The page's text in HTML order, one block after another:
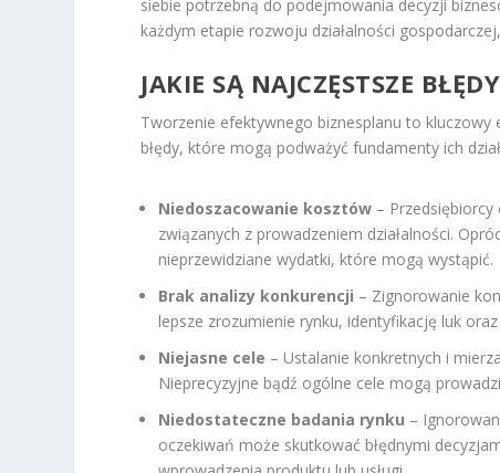
siebie potrzebną do podejmowania decyzji
każdym etapie rozwoju działalności
JAKIE SĄ NAJCZĘSTSZE
Tworzenie efektywnego biznesplanu to kluczowy
błędy, które mogą podważyć fundamenty ich
Niedoszacowanie kosztów –
związanych z prowadzeniem działalności.
nieprzewidziane wydatki, które mogą wystąpić.
Brak analizy konkurencji – Zignorowanie
lepsze zrozumienie rynku, identyfikację luk
Niejasne cele – Ustalanie konkretnych i
Nieprecyzyjne bądź ogólne cele mogą
Niedostateczne badania rynku –
oczekiwań może skutkować błędnymi